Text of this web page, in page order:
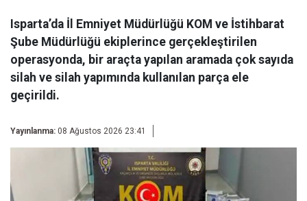
Isparta’da İl Emniyet Müdürlüğü KOM ve İstihbarat
Şube Müdürlüğü ekiplerince gerçekleştirilen
operasyonda, bir araçta yapılan aramada çok sayıda
silah ve silah yapımında kullanılan parça ele
geçirildi.
Yayınlanma: 08 Ağustos 2026 23:41